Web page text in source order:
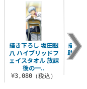
描き下ろし 坂田銀
八 ハイブリッドフ
ェイスタオル 放課
後の一..
¥3,080（税込）
描き
助